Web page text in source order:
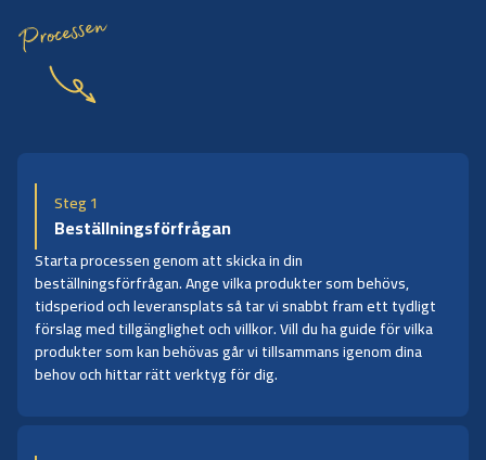
Processen
Steg 1
Beställningsförfrågan
Starta processen genom att skicka in din
beställningsförfrågan. Ange vilka produkter som behövs,
tidsperiod och leveransplats så tar vi snabbt fram ett tydligt
förslag med tillgänglighet och villkor. Vill du ha guide för vilka
produkter som kan behövas går vi tillsammans igenom dina
behov och hittar rätt verktyg för dig.